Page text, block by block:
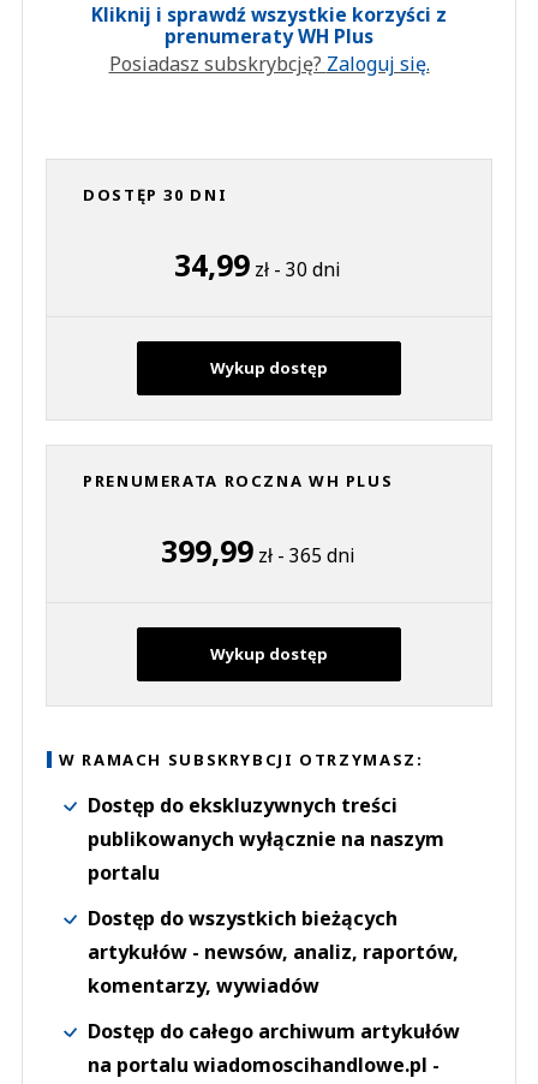
Kliknij i sprawdź wszystkie korzyści z
prenumeraty WH Plus
Posiadasz subskrybcję? Zaloguj się.
DOSTĘP 30 DNI
34,99 zł - 30 dni
Wykup dostęp
PRENUMERATA ROCZNA WH PLUS
399,99zł - 365 dni
Wykup dostęp
W RAMACH SUBSKRYBCJI OTRZYMASZ:
Dostęp do ekskluzywnych treści
publikowanych wyłącznie na naszym
portalu
Dostęp do wszystkich bieżących
artykułów - newsów, analiz, raportów,
komentarzy, wywiadów
Dostęp do całego archiwum artykułów
na portalu wiadomoscihandlowe.pl -